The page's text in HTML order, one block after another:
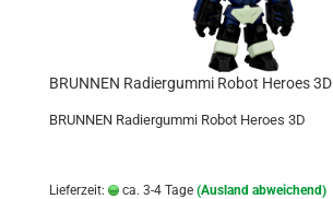
BRUNNEN Radiergummi Robot Heroes 3D
BRUNNEN Radiergummi Robot Heroes 3D
Lieferzeit: ca. 3-4 Tage (Ausland abweichend)